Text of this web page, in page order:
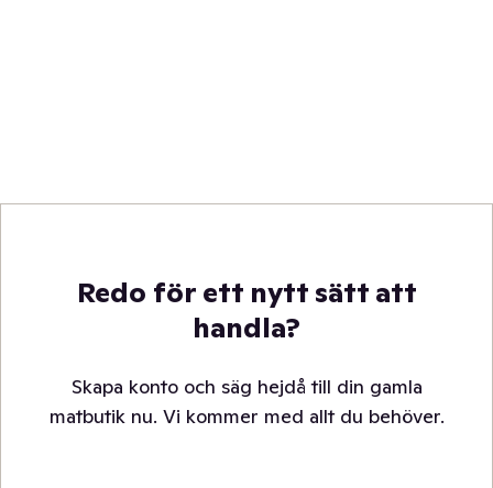
Redo för ett nytt sätt att
handla?
Skapa konto och säg hejdå till din gamla
matbutik nu. Vi kommer med allt du behöver.